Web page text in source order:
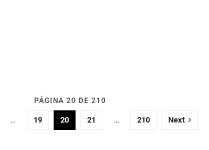
PÁGINA 20 DE 210
… 19 20 21 … 210 Next